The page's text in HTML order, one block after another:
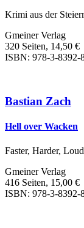
Krimi aus der
Gmeiner Verlag
320 Seiten, 14,50 €
ISBN: 978-3-8392-
Bastian Zach
Hell over Wacken
Faster, Harder,
Gmeiner Verlag
416 Seiten, 15,00 €
ISBN: 978-3-8392-